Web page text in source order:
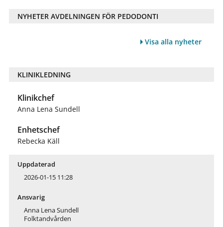
NYHETER AVDELNINGEN FÖR PEDODONTI
Visa alla nyheter
KLINIKLEDNING
Klinikchef
Anna Lena Sundell
Enhetschef
Rebecka Käll
Uppdaterad
2026-01-15 11:28
Ansvarig
Anna Lena Sundell
Folktandvården